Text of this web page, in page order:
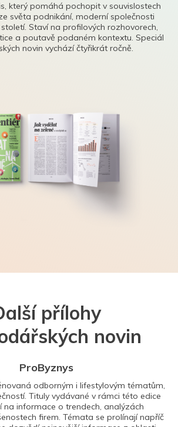
který pomáhá pochopit v souvislostech
světa podnikání, moderní společnosti
Staví na profilových rozhovorech,
a poutavě podaném kontextu. Speciál
novin vychází čtyřikrát ročně.
přílohy
novin
ProByznys
odborným i lifestylovým tématům,
Tituly vydávané v rámci této edice
na informace o trendech, analýzách
firem. Témata se prolínají napříč